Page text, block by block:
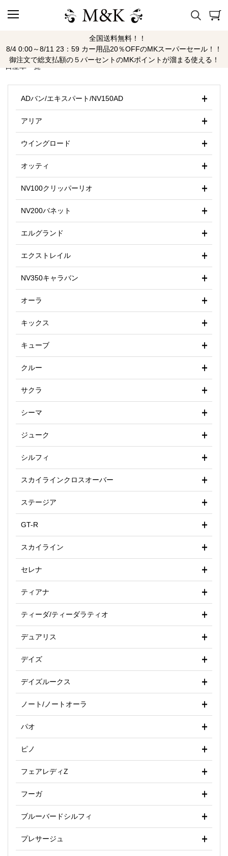
全国送料無料！！
8/4 0:00～8/11 23：59 カー用品20％OFFのMKスーパーセール！！
御注文で総支払額の５パーセントのMKポイントが溜まる使える！
ニッサン
日産車一覧
ADバン/エキスパート/NV150AD
アリア
ウイングロード
オッティ
NV100クリッパーリオ
NV200バネット
エルグランド
エクストレイル
NV350キャラバン
オーラ
キックス
キューブ
クルー
サクラ
シーマ
ジューク
シルフィ
スカイラインクロスオーバー
ステージア
GT-R
スカイライン
セレナ
ティアナ
ティーダ/ティーダラティオ
デュアリス
デイズ
デイズルークス
ノート/ノートオーラ
パオ
ピノ
フェアレディZ
フーガ
ブルーバードシルフィ
プレサージュ